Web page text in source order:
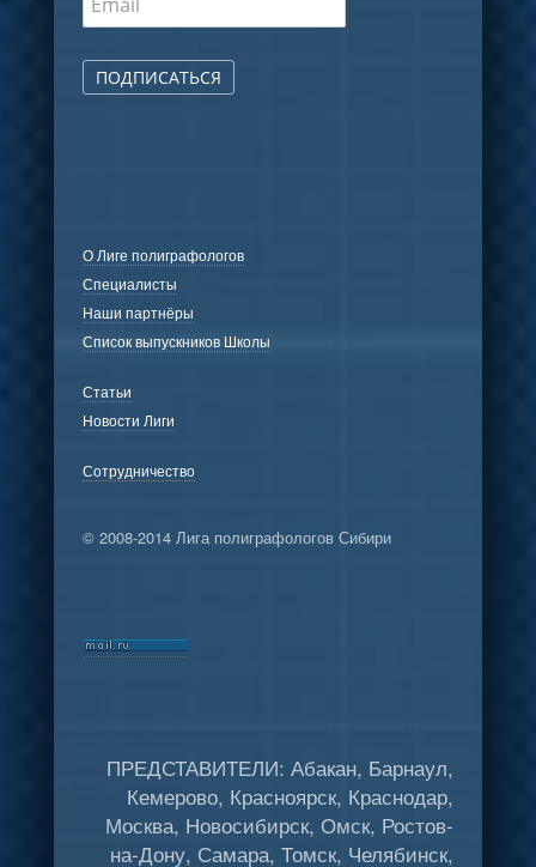
ПОДПИСАТЬСЯ
О Лиге полиграфологов
Специалисты
Наши партнёры
Список выпускников Школы
Статьи
Новости Лиги
Сотрудничество
© 2008-2014 Лига полиграфологов Сибири
ПРЕДСТАВИТЕЛИ: Абакан, Барнаул,
Кемерово, Красноярск, Краснодар,
Москва, Новосибирск, Омск, Ростов-
на-Дону, Самара, Томск, Челябинск,